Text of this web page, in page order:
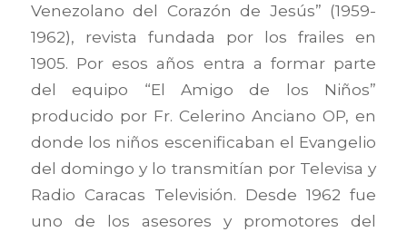
Venezolano del Corazón de Jesús” (1959-
1962), revista fundada por los frailes en
1905. Por esos años entra a formar parte
del equipo “El Amigo de los Niños”
producido por Fr. Celerino Anciano OP, en
donde los niños escenificaban el Evangelio
del domingo y lo transmitían por Televisa y
Radio Caracas Televisión. Desde 1962 fue
uno de los asesores y promotores del